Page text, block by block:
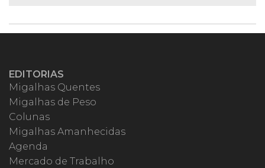
EDITORIAS
Migalhas Quentes
Migalhas de Peso
Colunas
Migalhas Amanhecidas
Agenda
Mercado de Trabalho